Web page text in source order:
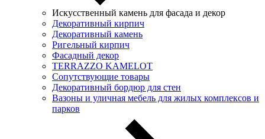
Искусственный камень для фасада и декор
Декоративный кирпич
Декоративный камень
Ригельный кирпич
Фасадный декор
TERRAZZO KAMELOT
Сопутствующие товары
Декоративный бордюр для стен
Вазоны и уличная мебель для жилых комплексов и
парков